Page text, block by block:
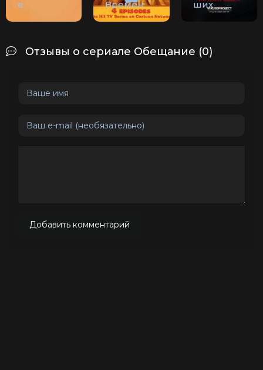
е
Времен
ших
Отзывы о сериале Обещание (0)
Добавить комментарий